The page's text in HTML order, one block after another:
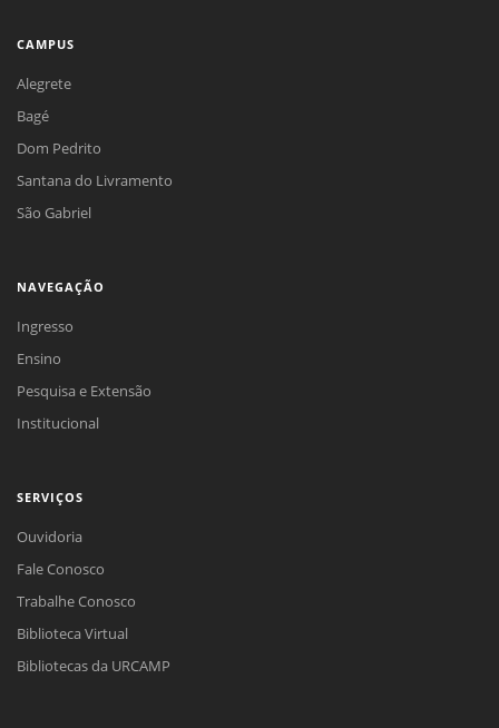
CAMPUS
Alegrete
Bagé
Dom Pedrito
Santana do Livramento
São Gabriel
NAVEGAÇÃO
Ingresso
Ensino
Pesquisa e Extensão
Institucional
SERVIÇOS
Ouvidoria
Fale Conosco
Trabalhe Conosco
Biblioteca Virtual
Bibliotecas da URCAMP